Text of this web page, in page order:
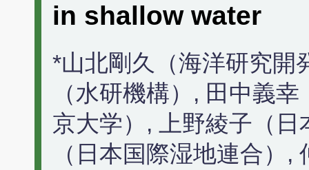
in shallow water
*山北剛久（海洋研究開
（水研機構）, 田中義
京大学）, 上野綾子（
（日本国際湿地連合）